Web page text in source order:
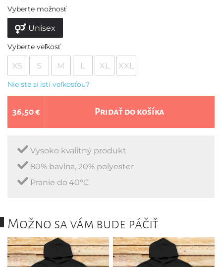
Vyberte možnosť
Unisex
Vyberte veľkosť
XS S M L XL XXL
Nie ste si istí veľkosťou?
36,50 € Pridať do košíka
Vysoko kvalitný produkt
80% bavlna, 20% polyester
Pranie do 40°C
Možno sa vám bude páčiť